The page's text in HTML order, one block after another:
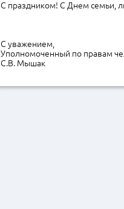
С праздником! С Днем семьи,
С уважением,
Уполномоченный по правам
С.В. Мышак